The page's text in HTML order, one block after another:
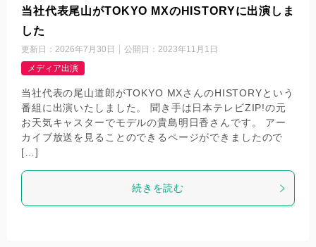
当社代表尾山がTOKYO MXのHISTORYに出演しま
した
更新日： 2026年7月30日 公開日： 2023年11月1日
メディア出演
当社代表の尾山道郎がTOKYO MXさんのHISTORYという
番組に出演いたしました。 聞き手は日本テレビZIP!の元
お天気キャスターでモデルの貴島明日香さんです。 アー
カイブ放送を見ることのできるページができましたので
[…]
続きを読む